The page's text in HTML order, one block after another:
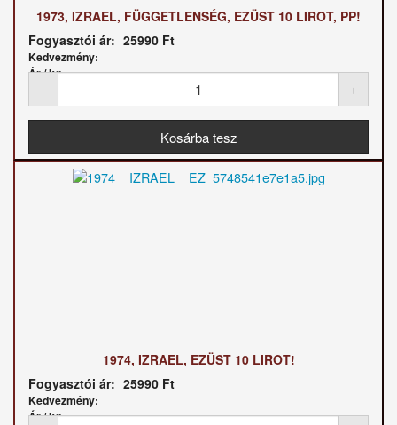
1973, IZRAEL, FÜGGETLENSÉG, EZÜST 10 LIROT, PP!
Fogyasztói ár: 25990 Ft
Kedvezmény:
Ár / kg:
1974, IZRAEL, EZÜST 10 LIROT!
Fogyasztói ár: 25990 Ft
Kedvezmény:
Ár / kg: